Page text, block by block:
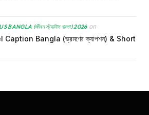
BANGLA (জীবন স্ট্যাটাস বাংলা) 2026on
Bangla (ভ্রমণের ক্যাপশন) & Short